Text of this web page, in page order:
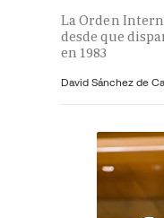
La Orden
desde que
en 1983
David Sánchez de